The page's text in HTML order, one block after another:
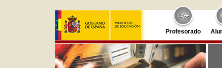
Profesorado